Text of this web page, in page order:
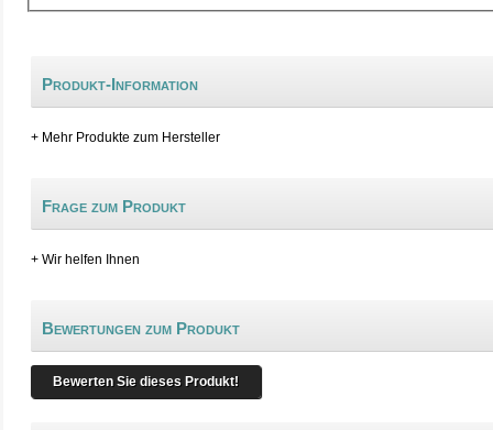
Produkt-Information
+ Mehr Produkte zum Hersteller
Frage zum Produkt
+ Wir helfen Ihnen
Bewertungen zum Produkt
Bewerten Sie dieses Produkt!